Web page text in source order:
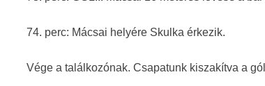
74. perc: Mácsai helyére Skulka érkezik.
Vége a találkozónak. Csapatunk kiszakítva a